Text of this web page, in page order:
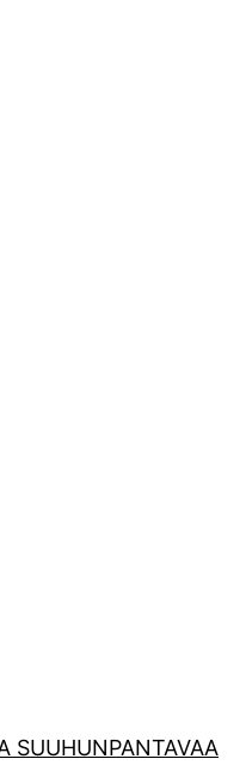
SUUHUNPANTAVAA